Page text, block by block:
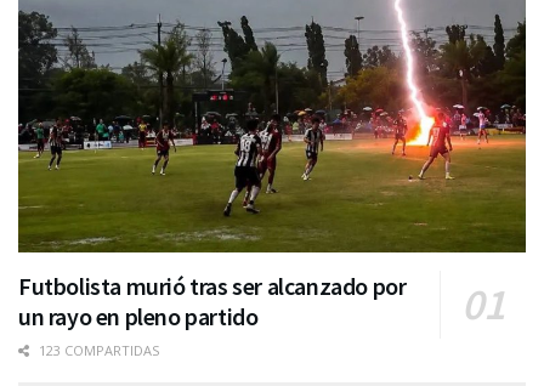
Futbolista murió tras ser alcanzado por
un rayo en pleno partido
123 COMPARTIDAS